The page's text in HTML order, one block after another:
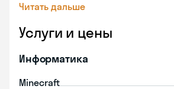
Читать дальше
Услуги и цены
Информатика
Minecraft